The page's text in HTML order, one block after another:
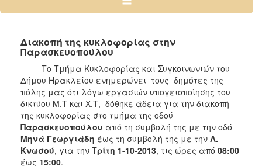
2022
2021
2020
2019
2018
2017
2016
2015
Διακοπή της κυκλοφορίας στην
Παρασκευοπούλου
Το Τμήμα Κυκλοφορίας και Συγκοινωνιών του
Δήμου Ηρακλείου ενημερώνει τους δημότες της
πόλης μας ότι λόγω εργασιών υπογειοποίησης του
δικτύου Μ.Τ και Χ.Τ, δόθηκε άδεια για την διακοπή
της κυκλοφορίας στο τμήμα της οδού
Παρασκευοπούλου από τη συμβολή της με την οδό
Μηνά Γεωργιάδη έως τη συμβολή της με την Λ.
Κνωσού, για την Τρίτη 1-10-2013, τις ώρες από 08:00
έως 15:00.